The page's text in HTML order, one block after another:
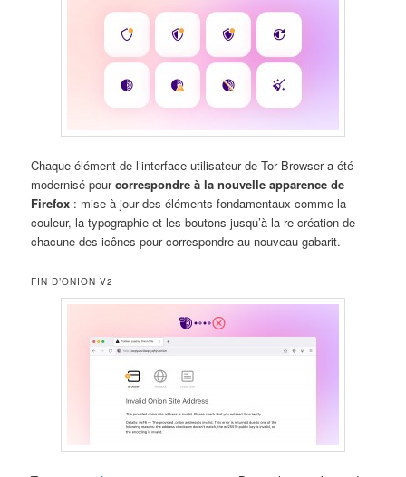
Chaque élément de l’interface utilisateur de Tor Browser a été
modernisé pourcorrespondre à la nouvelle apparence de
Firefox : mise à jour des éléments fondamentaux comme la
couleur, la typographie et les boutons jusqu’à la re-création de
chacune des icônes pour correspondre au nouveau gabarit.
FIN D’ONION V2